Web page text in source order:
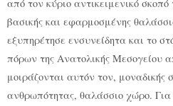
από τον κύριο αντικειμενικό
βασικής και εφαρμοσμένης
εξυπηρέτησε ενσυνείδητα και το
πόρων της Ανατολικής Μεσογείου
μοιράζονται αυτόν τον, μοναδικής
ανθρωπότητας, θαλάσσιο χώρο.